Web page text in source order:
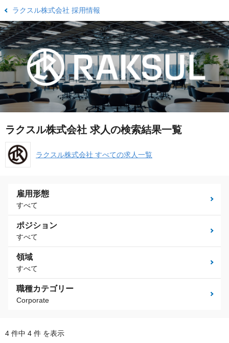
ラクスル株式会社 採用情報
ラクスル株式会社 求人の検索結果一覧
ラクスル株式会社 すべての求人一覧
雇用形態
すべて
ポジション
すべて
領域
すべて
職種カテゴリー
Corporate
4 件中 4 件 を表示